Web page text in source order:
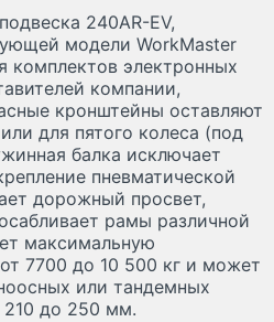
240AR-EV,
модели WorkMaster
комплектов электронных
компании,
кронштейны оставляют
для пятого колеса (под
балка исключает
пневматической
дорожный просвет,
рамы различной
максимальную
7700 до 10 500 кг и может
или тандемных
210 до 250 мм.